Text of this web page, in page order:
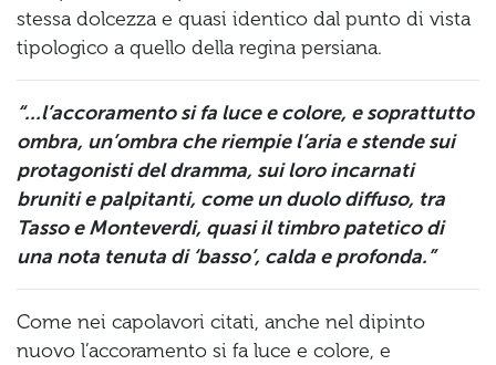
stessa dolcezza e quasi identico dal punto di vista
tipologico a quello della regina persiana.
“...l’accoramento si fa luce e colore, e soprattutto
ombra, un’ombra che riempie l’aria e stende sui
protagonisti del dramma, sui loro incarnati
bruniti e palpitanti, come un duolo diffuso, tra
Tasso e Monteverdi, quasi il timbro patetico di
una nota tenuta di ‘basso’, calda e profonda.”
Come nei capolavori citati, anche nel dipinto
nuovo l’accoramento si fa luce e colore, e